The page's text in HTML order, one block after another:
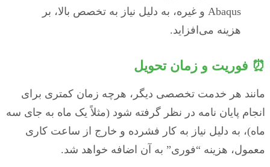
Abaqus و غیره، به دلیل نیاز به تخصص بالا، بر
هزینه می‌افزاید.
⏰ فوریت و زمان تحویل
مانند هر خدمت تخصصی دیگر، هرچه زمان کمتری برای
انجام پایان نامه در نظر گرفته شود (مثلاً یک ماه به جای سه
ماه)، به دلیل نیاز به کار فشرده و خارج از ساعت کاری
معمول، هزینه “فوری” به آن اضافه خواهد شد.